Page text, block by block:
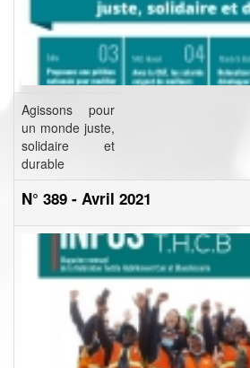
Agissons pour
un monde juste,
solidaire et
durable
N° 389 - Avril 2021